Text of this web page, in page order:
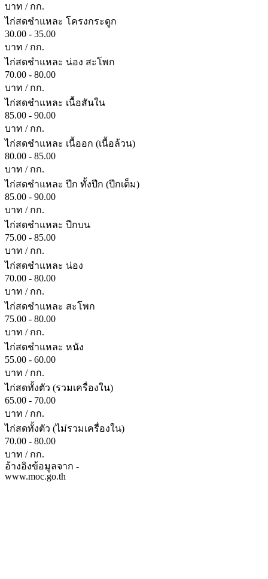
บาท / กก.
ไก่สดชำแหละ โครงกระดูก
30.00 - 35.00
บาท / กก.
ไก่สดชำแหละ น่อง สะโพก
70.00 - 80.00
บาท / กก.
ไก่สดชำแหละ เนื้อสันใน
85.00 - 90.00
บาท / กก.
ไก่สดชำแหละ เนื้ออก (เนื้อล้วน)
80.00 - 85.00
บาท / กก.
ไก่สดชำแหละ ปีก ทั้งปีก (ปีกเต็ม)
85.00 - 90.00
บาท / กก.
ไก่สดชำแหละ ปีกบน
75.00 - 85.00
บาท / กก.
ไก่สดชำแหละ น่อง
70.00 - 80.00
บาท / กก.
ไก่สดชำแหละ สะโพก
75.00 - 80.00
บาท / กก.
ไก่สดชำแหละ หนัง
55.00 - 60.00
บาท / กก.
ไก่สดทั้งตัว (รวมเครื่องใน)
65.00 - 70.00
บาท / กก.
ไก่สดทั้งตัว (ไม่รวมเครื่องใน)
70.00 - 80.00
บาท / กก.
อ้างอิงข้อมูลจาก -
www.moc.go.th